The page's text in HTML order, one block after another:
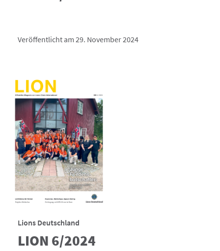
Veröffentlicht am 29. November 2024
Lions Deutschland
LION 6/2024